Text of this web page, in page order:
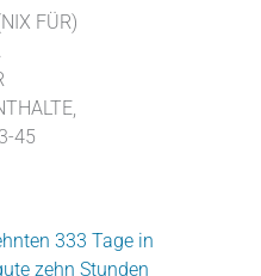
FÜR)
45
333 Tage in
zehn Stunden